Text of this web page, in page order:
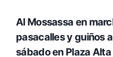
Al Mossassa en
pasacalles y guiños
sábado en Plaza